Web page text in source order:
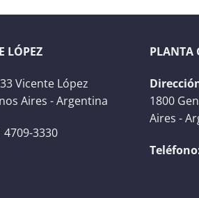
LÓPEZ
Vicente López
Aires - Argentina
4709-3330
PLANTA
1800
Aires -